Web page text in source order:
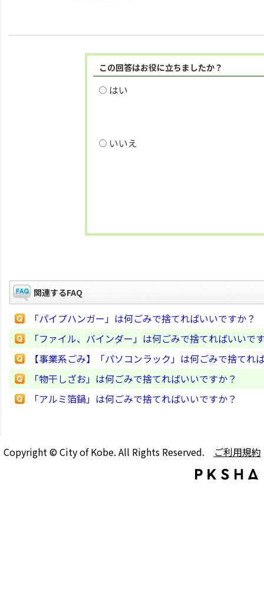
この回答はお役に立ちましたか？
はい
いいえ
関連するFAQ
「パイプハンガー」は何ごみで捨てればいいですか？
「ファイル、バインダー」は何ごみで捨てればいいで
【事業系ごみ】「パソコンラック」は何ごみで捨てれ
「物干しざお」は何ごみで捨てればいいですか？
「アルミ箔鍋」は何ごみで捨てればいいですか？
Copyright © City of Kobe. All Rights Reserved. ご利用規約